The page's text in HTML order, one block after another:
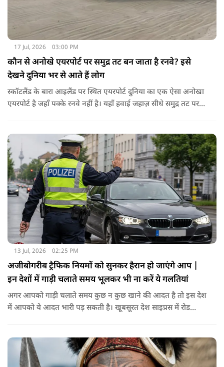
17 Jul, 2026 03:00 PM
कौन से अनोखे एयरपोर्ट पर समुद्र तट बन जाता है रनवे? इसे
देखने दुनिया भर से आते हैं लोग
स्कॉटलैंड के बारा आइलैंड पर स्थित एयरपोर्ट दुनिया का एक ऐसा अनोखा
एयरपोर्ट है जहाँ पक्के रनवे नहीं है। यहाँ हवाई जहाज़ सीधे समुद्र तट पर
ही रनवे का काम करता है।
13 Jul, 2026 02:25 PM
अजीबोगरीब ट्रैफिक नियमों को सुनकर हैरान हो जाएंगे आप |
इन देशों में गाड़ी चलाते समय भूलकर भी ना करें ये गलतियां
अगर आपको गाड़ी चलाते समय कुछ न कुछ खाने की आदत है तो इस देश
में आपको ये आदत भारी पड़ सकती है। खूबसूरत देश साइप्रस में रोड
होना चाहिए। इसीलिए ड्राइविंग करते समय कुछ भी खाना पीना यहाँ मना
है। अगर आप ऐसा करते हैं तो आपको फाइन भरना पड़ सकता है।